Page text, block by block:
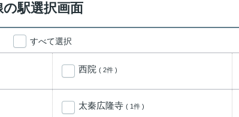
駅選択画面
すべて選択
西院 ( 2件 )
太秦広隆寺 ( 1件 )